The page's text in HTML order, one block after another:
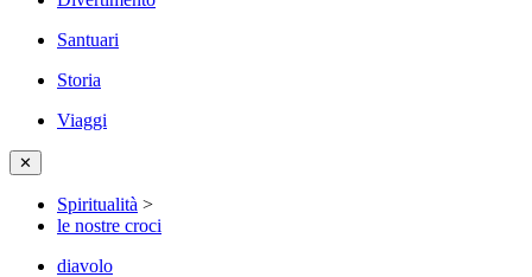
Santuari
Storia
Viaggi
✕
Spiritualità >
le nostre croci
diavolo